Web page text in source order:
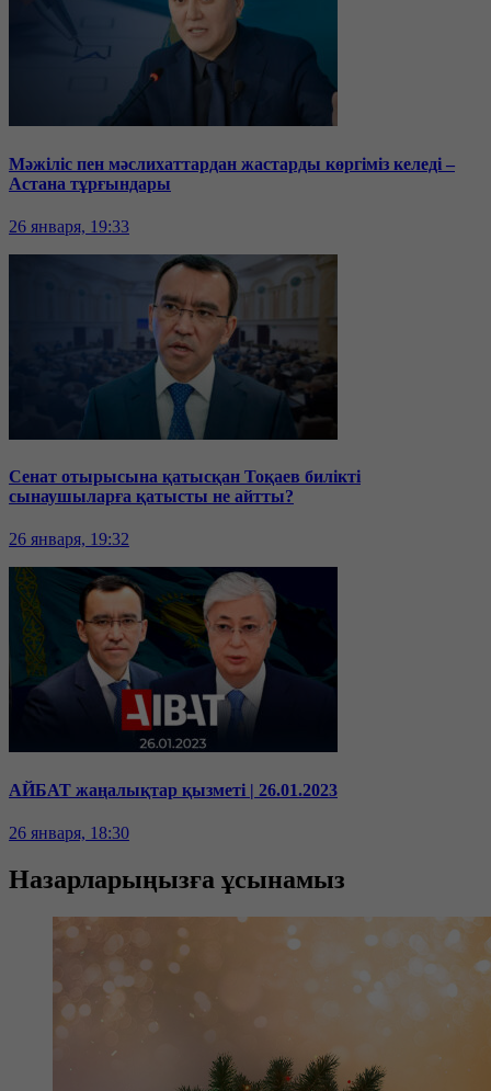
Мәжіліс пен мәслихаттардан жастарды көргіміз келеді –
Астана тұрғындары
26 января, 19:33
Сенат отырысына қатысқан Тоқаев билікті
сынаушыларға қатысты не айтты?
26 января, 19:32
АЙБАТ жаңалықтар қызметі | 26.01.2023
26 января, 18:30
Назарларыңызға ұсынамыз